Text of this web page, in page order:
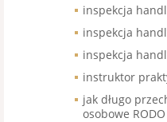
inspekcja
inspekcja
inspekcja
instruktor
jak długo
osobowe RODO